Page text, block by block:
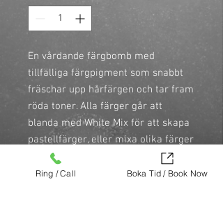
En vårdande färgbomb med
tillfälliga färgpigment som snabbt
fräschar upp hårfärgen och tar fram
röda toner. Alla färger går att
blanda med White Mix för att skapa
pastellfärger, eller mixa olika färger
för att skapa en unik nyans.
\nRing / Call Boka Tid / Book Now